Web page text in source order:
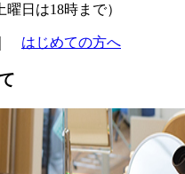
曜日は18時まで）
はじめての方へ